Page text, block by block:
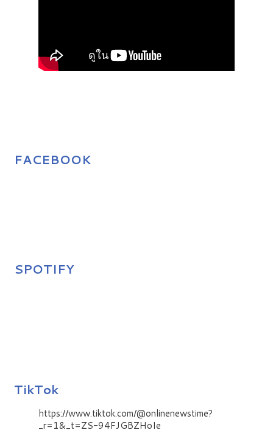
FACEBOOK
SPOTIFY
TikTok
https://www.tiktok.com/@onlinenewstime?
_r=1&_t=ZS-94FJGBZHoIe